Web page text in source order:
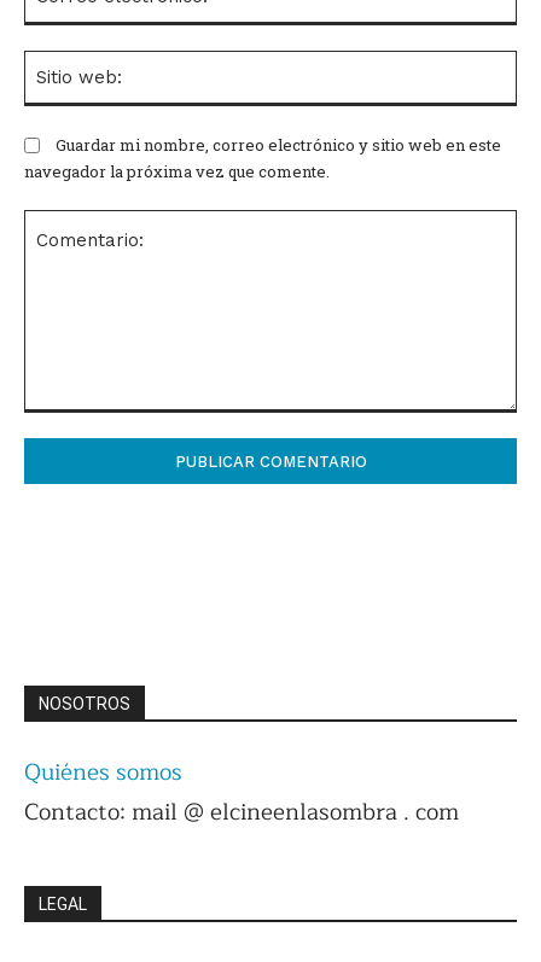
Comentario:
Guardar mi nombre, correo electrónico y sitio web en este
navegador la próxima vez que comente.
NOSOTROS
Quiénes somos
Contacto: mail @ elcineenlasombra . com
LEGAL